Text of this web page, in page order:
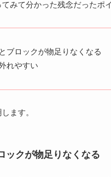
みて分かった残念だったポ
ブロックが物足りなくなる
れやすい
ます。
ックが物足りなくなる